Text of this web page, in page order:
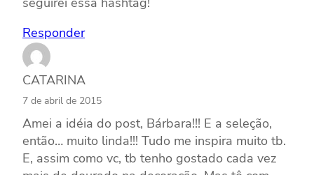
Responder
CATARINA
7 de abril de 2015
Amei a idéia do post, Bárbara!!! E a seleção,
então… muito linda!!! Tudo me inspira muito tb.
E, assim como vc, tb tenho gostado cada vez